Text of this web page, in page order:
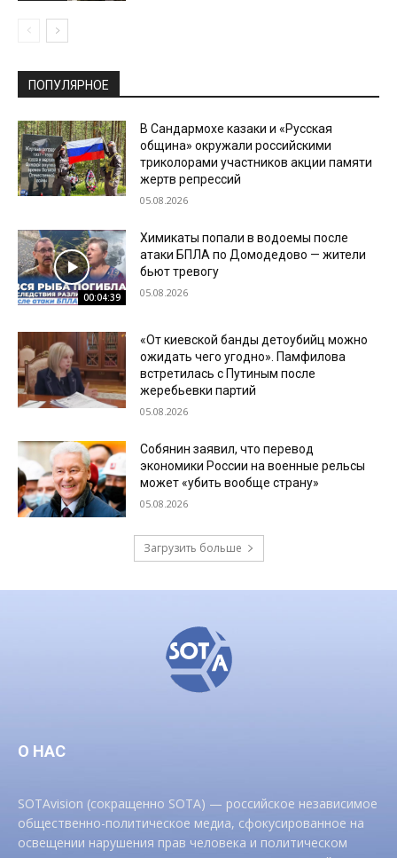
ПОПУЛЯРНОЕ
В Сандармохе казаки и «Русская
община» окружали российскими
триколорами участников акции памяти
жертв репрессий
05.08.2026
00:04:39
Химикаты попали в водоемы после
атаки БПЛА по Домодедово — жители
бьют тревогу
05.08.2026
«От киевской банды детоубийц можно
ожидать чего угодно». Памфилова
встретилась с Путиным после
жеребьевки партий
05.08.2026
Собянин заявил, что перевод
экономики России на военные рельсы
может «убить вообще страну»
05.08.2026
Загрузить больше
О НАС
SOTAvision (сокращенно SOTA) — российское независимое
общественно-политическое медиа, сфокусированное на
освещении нарушения прав человека и политическом